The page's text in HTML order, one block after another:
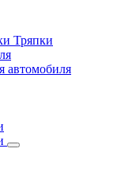
Тряпки
автомобиля